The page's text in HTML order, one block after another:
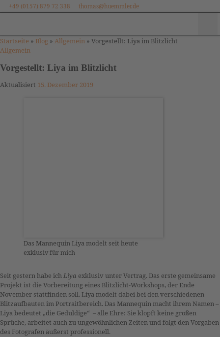
Zum Inhalt springen
+49 (0157) 879 72 338 thomas@huemmler.de
Startseite » Blog » Allgemein » Vorgestellt: Liya im Blitzlicht
Allgemein
Vorgestellt: Liya im Blitzlicht
Aktualisiert 15. Dezember 2019
Das Mannequin Liya modelt seit heute
exklusiv für mich
Seit gestern habe ichLiya exklusiv unter Vertrag. Das erste gemeinsame
Projekt ist die Vorbereitung eines Blitzlicht-Workshops, der Ende
November stattfinden soll. Liya modelt dabei bei den verschiedenen
Blitzaufbauten im Portraitbereich. Das Mannequin macht ihrem Namen –
Liya bedeutet „die Geduldige“ – alle Ehre: Sie klopft keine großen
Sprüche, arbeitet auch zu ungewöhnlichen Zeiten und folgt den Vorgaben
des Fotografen äußerst professionell.